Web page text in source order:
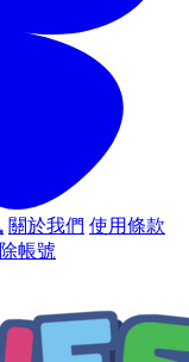
關於我們 使用條款
帳號